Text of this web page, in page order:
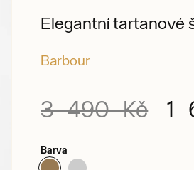
Elegantní tartanové
Barbour
3 490 Kč 1
Barva